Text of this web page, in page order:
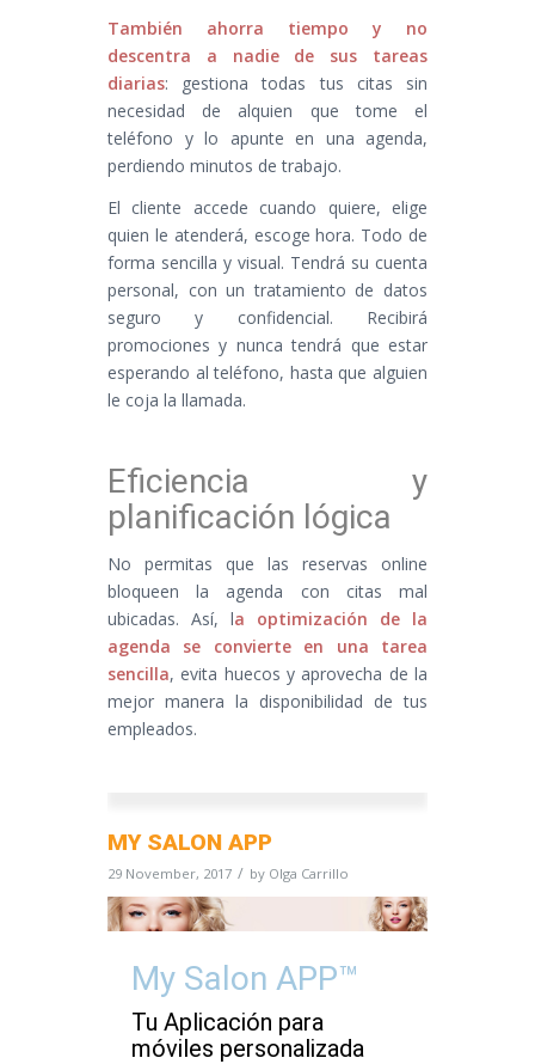
También ahorra tiempo y no
descentra a nadie de sus tareas
diarias: gestiona todas tus citas sin
necesidad de alquien que tome el
teléfono y lo apunte en una agenda,
perdiendo minutos de trabajo.
El cliente accede cuando quiere, elige
quien le atenderá, escoge hora. Todo de
forma sencilla y visual. Tendrá su cuenta
personal, con un tratamiento de datos
seguro y confidencial. Recibirá
promociones y nunca tendrá que estar
esperando al teléfono, hasta que alguien
le coja la llamada.
Eficiencia y
planificación lógica
No permitas que las reservas online
bloqueen la agenda con citas mal
ubicadas. Así, la optimización de la
agenda se convierte en una tarea
sencilla, evita huecos y aprovecha de la
mejor manera la disponibilidad de tus
empleados.
MY SALON APP
29 November, 2017 / by Olga Carrillo
My Salon APP™
Tu Aplicación para
móviles personalizada